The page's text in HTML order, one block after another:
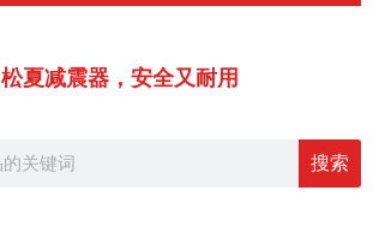
松夏减震器，安全又耐用
搜索